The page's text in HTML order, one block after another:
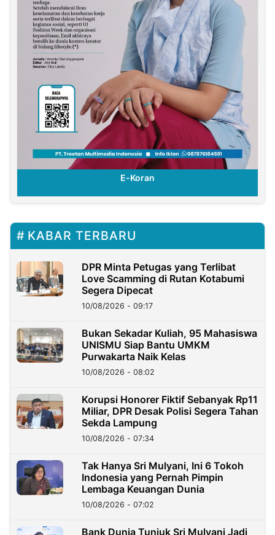
E-Koran
KABAR TERBARU
DPR Minta Petugas yang Terlibat
Love Scamming di Rutan Kotabumi
Segera Dipecat
10/08/2026 - 09:17
Bukan Sekadar Kuliah, 95 Mahasiswa
UNISMU Siap Bantu UMKM
Purwakarta Naik Kelas
10/08/2026 - 08:02
Korupsi Honorer Fiktif Sebanyak Rp11
Miliar, DPR Desak Polisi Segera Tahan
Sekda Lampung
10/08/2026 - 07:34
Tak Hanya Sri Mulyani, Ini 6 Tokoh
Indonesia yang Pernah Pimpin
Lembaga Keuangan Dunia
10/08/2026 - 07:02
Bank Dunia Tunjuk Sri Mulyani Jadi